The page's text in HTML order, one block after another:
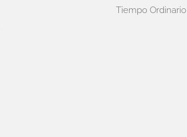
Tiempo Ordinario